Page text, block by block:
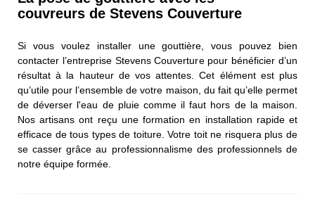
couvreurs de Stevens Couverture
Si vous voulez installer une gouttière, vous pouvez bien
contacter l’entreprise Stevens Couverture pour bénéficier d’un
résultat à la hauteur de vos attentes. Cet élément est plus
qu’utile pour l’ensemble de votre maison, du fait qu’elle permet
de déverser l'eau de pluie comme il faut hors de la maison.
Nos artisans ont reçu une formation en installation rapide et
efficace de tous types de toiture. Votre toit ne risquera plus de
se casser grâce au professionnalisme des professionnels de
notre équipe formée.